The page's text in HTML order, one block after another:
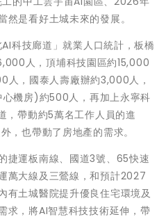
是看好土城未來的發展。
科技廊道」就業人口統計，板橋
人，頂埔科技園區約15,000
人，國泰人壽廠辦約3,000人，
機房)約500人，再加上永寧科
，帶動約5萬名工作人員的進
，也帶動了房地產的需求。
捷運板南線、國道3號、65快速
萬大線及三鶯線，和預計2027
有土城醫院提升優良住宅環境及
求，將AI智慧科技技術延伸，帶